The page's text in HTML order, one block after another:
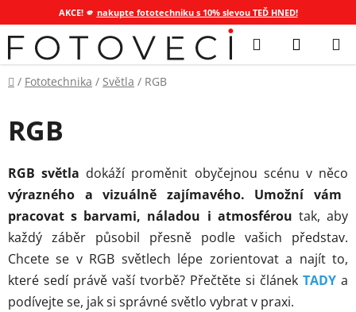
AKCE! 🫵 nakupte fototechniku s 10% slevou TEĎ HNED!
Přejít
na
obsah
Hledat
KOŠÍK
Domů
/ Fototechnika / Světla / RGB
RGB
RGB světla dokáží proměnit obyčejnou scénu v něco
výrazného a vizuálně zajímavého. Umožní vám
pracovat s barvami, náladou i atmosférou tak, aby
každý záběr působil přesně podle vašich představ.
Chcete se v RGB světlech lépe zorientovat a najít to,
které sedí právě vaší tvorbě? Přečtěte si článek TADY a
podívejte se, jak si správné světlo vybrat v praxi.